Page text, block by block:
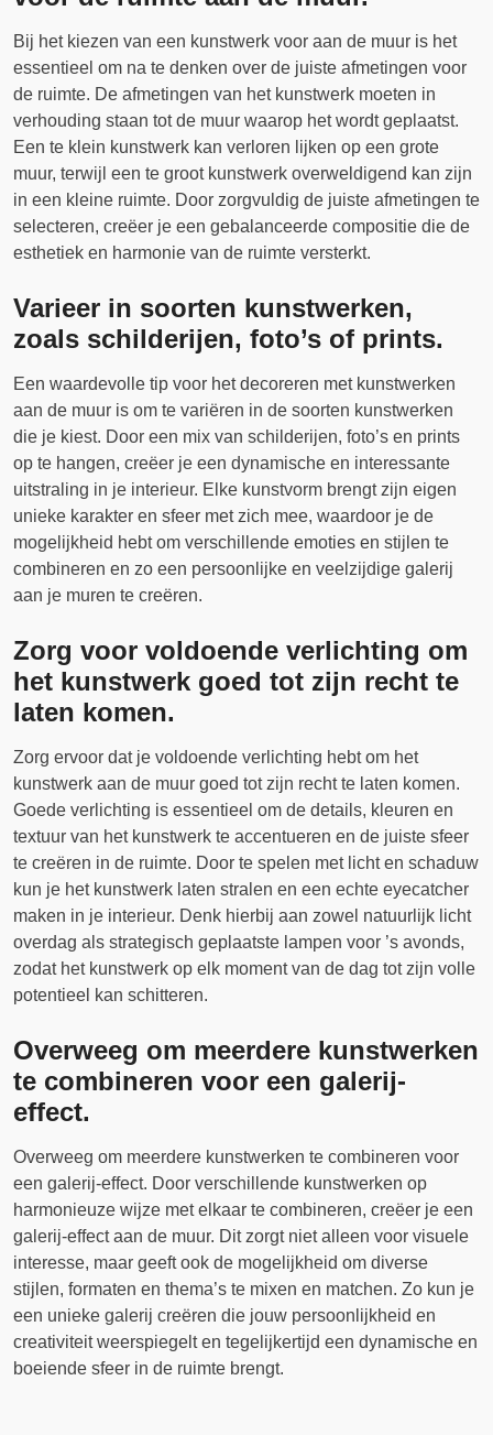
Bij het kiezen van een kunstwerk voor aan de muur is het
essentieel om na te denken over de juiste afmetingen voor
de ruimte. De afmetingen van het kunstwerk moeten in
verhouding staan tot de muur waarop het wordt geplaatst.
Een te klein kunstwerk kan verloren lijken op een grote
muur, terwijl een te groot kunstwerk overweldigend kan zijn
in een kleine ruimte. Door zorgvuldig de juiste afmetingen te
selecteren, creëer je een gebalanceerde compositie die de
esthetiek en harmonie van de ruimte versterkt.
Varieer in soorten kunstwerken,
zoals schilderijen, foto’s of prints.
Een waardevolle tip voor het decoreren met kunstwerken
aan de muur is om te variëren in de soorten kunstwerken
die je kiest. Door een mix van schilderijen, foto’s en prints
op te hangen, creëer je een dynamische en interessante
uitstraling in je interieur. Elke kunstvorm brengt zijn eigen
unieke karakter en sfeer met zich mee, waardoor je de
mogelijkheid hebt om verschillende emoties en stijlen te
combineren en zo een persoonlijke en veelzijdige galerij
aan je muren te creëren.
Zorg voor voldoende verlichting om
het kunstwerk goed tot zijn recht te
laten komen.
Zorg ervoor dat je voldoende verlichting hebt om het
kunstwerk aan de muur goed tot zijn recht te laten komen.
Goede verlichting is essentieel om de details, kleuren en
textuur van het kunstwerk te accentueren en de juiste sfeer
te creëren in de ruimte. Door te spelen met licht en schaduw
kun je het kunstwerk laten stralen en een echte eyecatcher
maken in je interieur. Denk hierbij aan zowel natuurlijk licht
overdag als strategisch geplaatste lampen voor ’s avonds,
zodat het kunstwerk op elk moment van de dag tot zijn volle
potentieel kan schitteren.
Overweeg om meerdere kunstwerken
te combineren voor een galerij-
effect.
Overweeg om meerdere kunstwerken te combineren voor
een galerij-effect. Door verschillende kunstwerken op
harmonieuze wijze met elkaar te combineren, creëer je een
galerij-effect aan de muur. Dit zorgt niet alleen voor visuele
interesse, maar geeft ook de mogelijkheid om diverse
stijlen, formaten en thema’s te mixen en matchen. Zo kun je
een unieke galerij creëren die jouw persoonlijkheid en
creativiteit weerspiegelt en tegelijkertijd een dynamische en
boeiende sfeer in de ruimte brengt.